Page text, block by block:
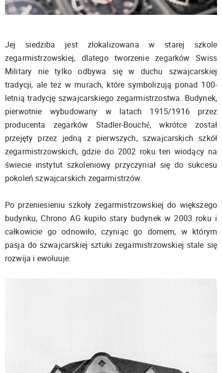
Jej siedziba jest zlokalizowana w starej szkole
zegarmistrzowskiej, dlatego tworzenie zegarków Swiss
Military nie tylko odbywa się w duchu szwajcarskiej
tradycji, ale też w murach, które symbolizują ponad 100-
letnią tradycję szwajcarskiego zegarmistrzostwa. Budynek,
pierwotnie wybudowany w latach 1915/1916 przez
producenta zegarków Stadler-Bouché, wkrótce został
przejęty przez jedną z pierwszych, szwajcarskich szkół
zegarmistrzowskich, gdzie do 2002 roku ten wiodący na
świecie instytut szkoleniowy przyczyniał się do sukcesu
pokoleń szwajcarskich zegarmistrzów.
Po przeniesieniu szkoły zegarmistrzowskiej do większego
budynku, Chrono AG kupiło stary budynek w 2003 roku i
całkowicie go odnowiło, czyniąc go domem, w którym
pasja do szwajcarskiej sztuki zegarmistrzowskiej stale się
rozwija i ewoluuje.